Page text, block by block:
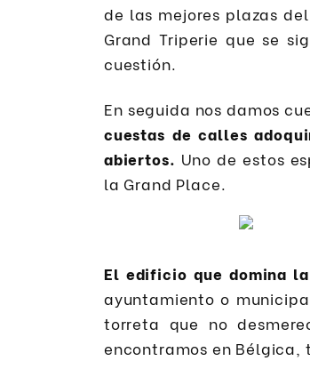
de las mejores plazas
Grand Triperie que se
cuestión.
En seguida nos damos
cuestas de calles
abiertos. Uno de estos
la Grand Place.
El edificio que domina
ayuntamiento o
torreta que no
encontramos en Bélgica,